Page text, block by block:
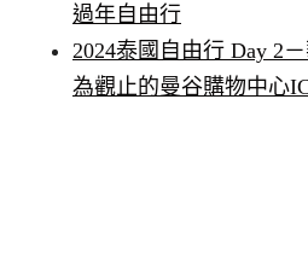
過年自由行
2024泰國自由行 Day 2
為觀止的曼谷購物中心